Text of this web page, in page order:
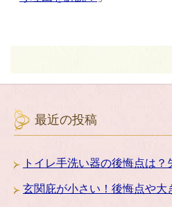
最近の投稿
トイレ手洗い器の後悔点は
玄関庇が小さい！後悔点や大